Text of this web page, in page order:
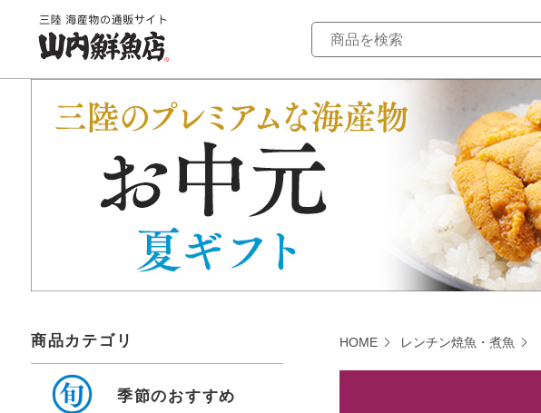
HOME レンチン焼魚・煮魚
商品カテゴリ
季節のおすすめ